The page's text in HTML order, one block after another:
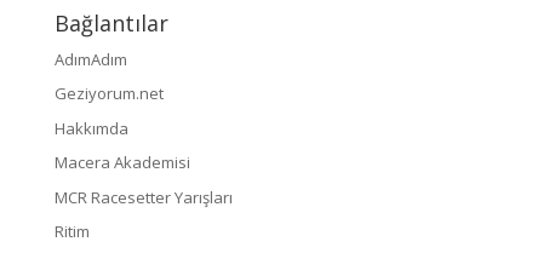
Bağlantılar
AdımAdım
Geziyorum.net
Hakkımda
Macera Akademisi
MCR Racesetter Yarışları
Ritim